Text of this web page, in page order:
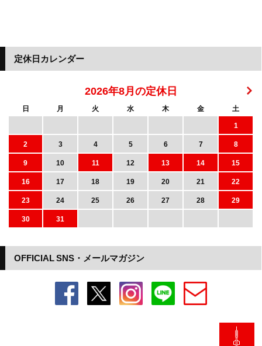
OFFICIAL SNS・メールマガジン
定休日カレンダー
2026年8月の定休日
日 月 火 水 木 金
土
1
2
3 4 5 6 7
8
9
10 11 12 13 14
15
16
17 18 19 20 21
22
23
24 25 26 27 28
29
30
31